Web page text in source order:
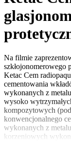
Na filmie
szkłojonomerowego
Ketac Cem
cementowania
wykonanych z
wysoko
kompozytowych
konwencjonalnego
wykonanych z
korzeniowych